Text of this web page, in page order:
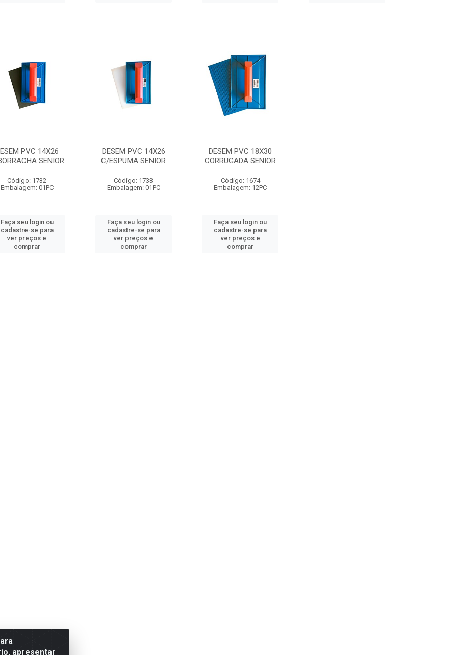
PVC 14X26
SENIOR
Código: 1732
Embalagem: 01PC
Faça seu login ou
cadastre-se para
ver preços e
comprar
DESEM PVC 14X26
C/ESPUMA SENIOR
Código: 1733
Embalagem: 01PC
Faça seu login ou
cadastre-se para
ver preços e
comprar
DESEM PVC 18X30
CORRUGADA SENIOR
Código: 1674
Embalagem: 12PC
Faça seu login ou
cadastre-se para
ver preços e
comprar
apresentar